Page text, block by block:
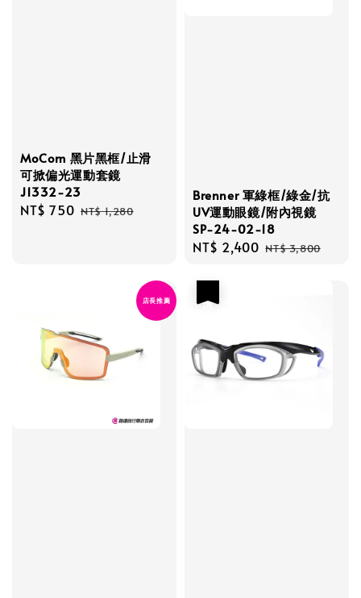
MoCom 黑片黑框/止滑
可掀偏光運動套鏡
J1332-23
Sale
NT$ 750 Regular
NT$ 1,280
Brenner 軍綠框/綠金/抗
UV運動眼鏡/附內視鏡
SP-24-02-18
Sale
NT$ 2,400 Regular
NT$ 3,800
店長推薦